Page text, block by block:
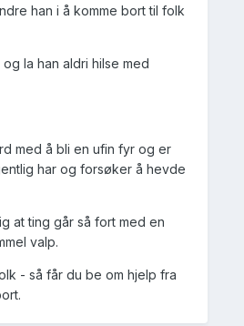
han i å komme bort til folk
la han aldri hilse med
med å bli en ufin fyr og er
har og forsøker å hevde
at ting går så fort med en
valp.
- så får du be om hjelp fra